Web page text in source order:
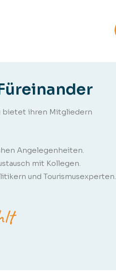
bietet ihren Mitgliedern
Angelegenheiten.
mit Kollegen.
und Tourismusexperten.